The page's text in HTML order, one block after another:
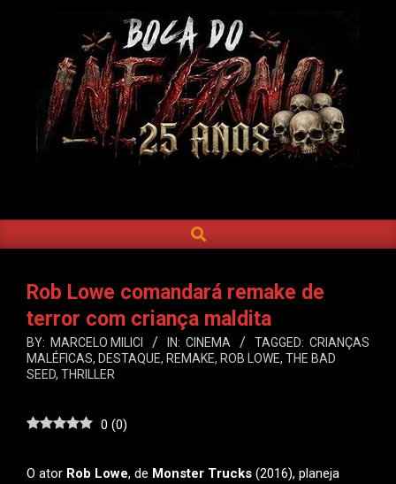
DO
INFERNO
Navigation
SEARCH
Rob Lowe comandará remake de
terror com criança maldita
BY: MARCELO MILICI IN: CINEMA TAGGED: CRIANÇAS
MALÉFICAS, DESTAQUE, REMAKE, ROB LOWE, THE BAD
SEED, THRILLER
0 (0)
O ator Rob Lowe, de Monster Trucks (2016), planeja